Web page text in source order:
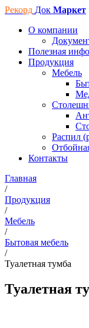
Рекорд Док Маркет
О компании
Полезная
Продукция
Мебель
Распил
Контакты
Главная
/
Продукция
/
Мебель
/
Бытовая мебель
/
Туалетная тумба
Туалетная